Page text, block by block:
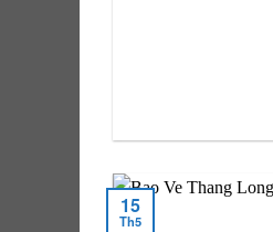
15
Th5